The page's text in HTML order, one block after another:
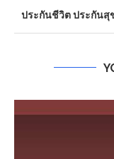
ประกันชีวิต ประกันสุ